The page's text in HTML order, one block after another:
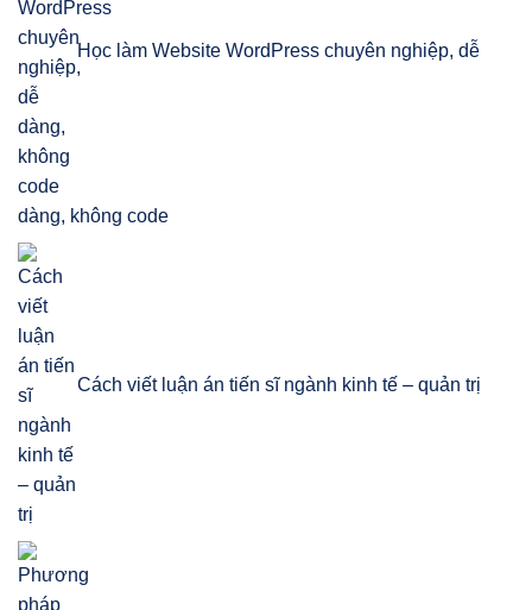
Học làm Website WordPress chuyên nghiệp, dễ
dàng, không code
Cách viết luận án tiến sĩ ngành kinh tế – quản trị